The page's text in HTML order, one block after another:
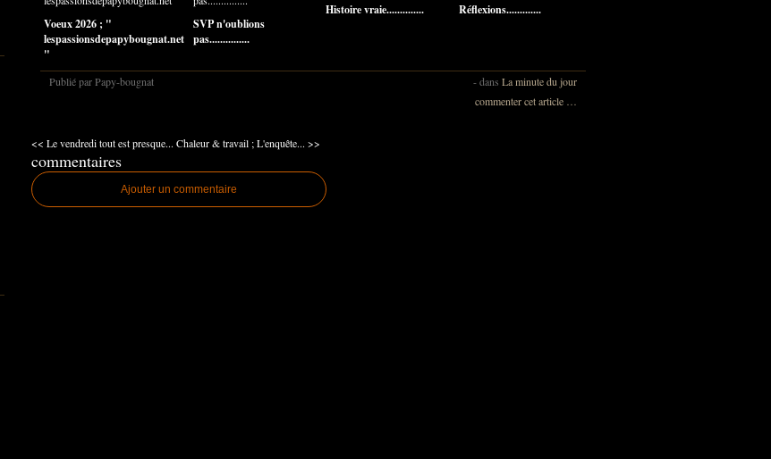
Voeux 2026 ; "
lespassionsdepapybougnat.net
"
SVP n'oublions
pas...............
Histoire vraie.............. Réflexions.............
Publié par Papy-bougnat -dans La minute du jour
commenter cet article
<< Le vendredi tout est presque... Chaleur & travail ; L'enquête... >>
commentaires
Ajouter un commentaire